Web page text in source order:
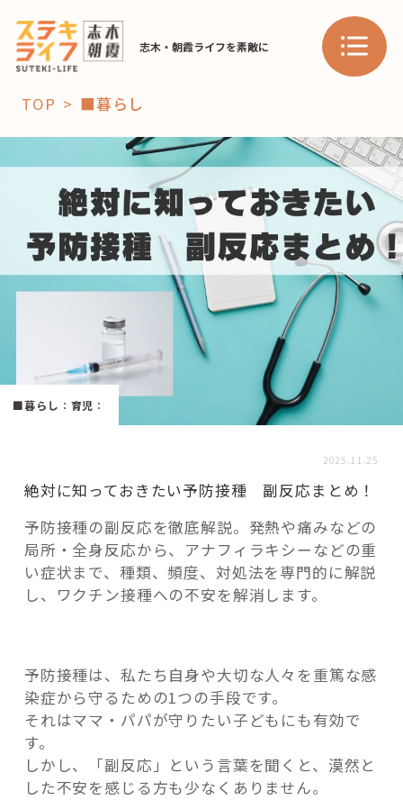
志木・朝霞ライフを素敵に
「コト」
子育て
暮らし
おすすめ
スポット 学び・教育
「場」
HAREL HAREL
活用事例
「モノ」
fleXe リノベ事例
「ひと」
協賛・協力店
コーディネーター紹介
これからの暮らし 住み替え相談
TOP ■暮らし
■暮らし ： 育児 ：
2025.11.25
絶対に知っておきたい予防接種 副反応まとめ！
予防接種の副反応を徹底解説。発熱や痛みなどの
局所・全身反応から、アナフィラキシーなどの重
い症状まで、種類、頻度、対処法を専門的に解説
し、ワクチン接種への不安を解消します。
予防接種は、私たち自身や大切な人々を重篤な感
染症から守るための1つの手段です。
それはママ・パパが守りたい子どもにも有効で
す。
しかし、「副反応」という言葉を聞くと、漠然と
した不安を感じる方も少なくありません。